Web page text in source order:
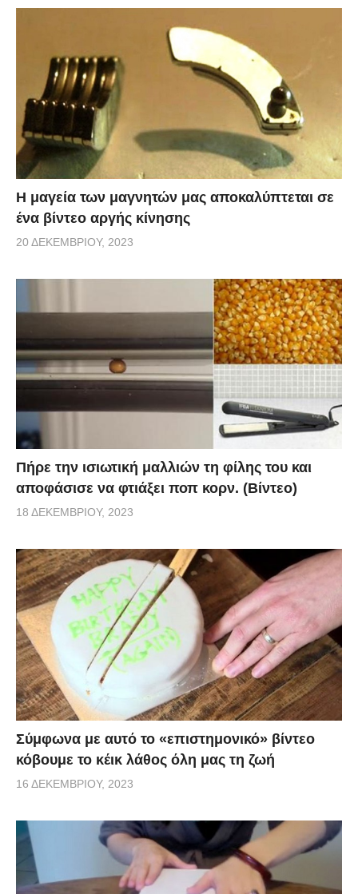
Η μαγεία των μαγνητών μας αποκαλύπτεται σε
ένα βίντεο αργής κίνησης
20 ΔΕΚΕΜΒΡΊΟΥ, 2023
Πήρε την ισιωτική μαλλιών τη φίλης του και
αποφάσισε να φτιάξει ποπ κορν. (Βίντεο)
18 ΔΕΚΕΜΒΡΊΟΥ, 2023
Σύμφωνα με αυτό το «επιστημονικό» βίντεο
κόβουμε το κέικ λάθος όλη μας τη ζωή
16 ΔΕΚΕΜΒΡΊΟΥ, 2023